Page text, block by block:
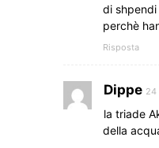
di
perchè
Risposta
Dippe 24
la triade
della